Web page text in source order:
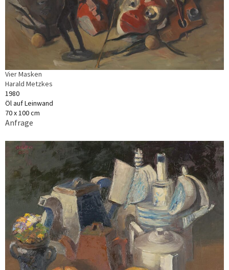
Vier Masken
Harald Metzkes
1980
Öl auf Leinwand
70 x 100 cm
Anfrage